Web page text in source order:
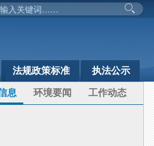
法规政策标准 执法公示
息 环境要闻 工作动态